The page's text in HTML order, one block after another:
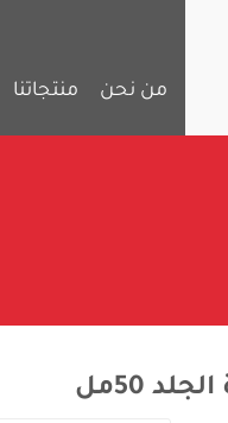
من نحن منتجاتنا
50مل